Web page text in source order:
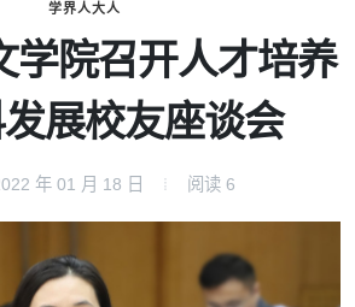
学界人大人
学院召开人才培养
展校友座谈会
年 01 月 18 日 阅读 6